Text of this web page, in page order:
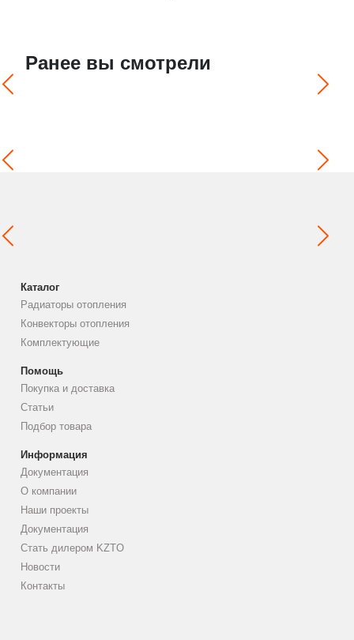
Ранее вы смотрели
Каталог
Радиаторы отопления
Конвекторы отопления
Комплектующие
Помощь
Покупка и доставка
Статьи
Подбор товара
Информация
Документация
О компании
Наши проекты
Документация
Стать дилером KZTO
Новости
Контакты